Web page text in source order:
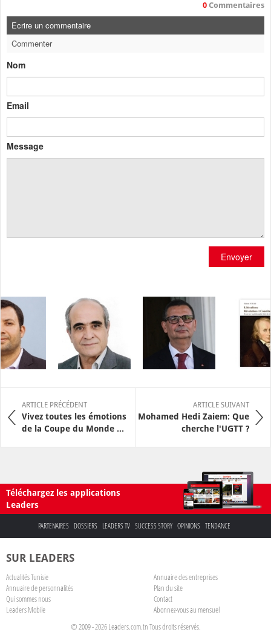
0 Commentaires
Ecrire un commentaire
Commenter
Nom
Email
Message
Envoyer
ARTICLE PRÉCÉDENT
Vivez toutes les émotions
de la Coupe du Monde ...
ARTICLE SUIVANT
Mohamed Hedi Zaiem: Que
cherche l'UGTT ?
Téléchargez les applications
Leaders
PARTENAIRES DOSSIERS LEADERS TV SUCCESS STORY OPINIONS TENDANCE
SUR LEADERS
Actualités Tunisie
Annuaire des entreprises
Annuaire de personnalités
Plan du site
Qui sommes nous
Contact
Leaders Mobile
Abonnez-vous au mensuel
© 2009 - 2026 Leaders.com.tn Tous droits réservés.